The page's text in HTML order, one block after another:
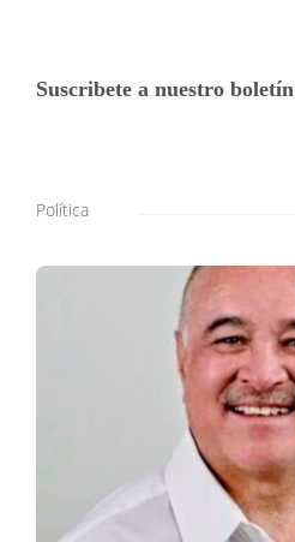
Suscribete a nuestro boletín
Política